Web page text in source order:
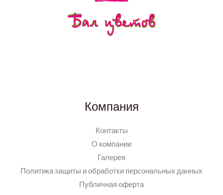
Компания
Контакты
О компании
Галерея
Политика защиты и обработки персональных данных
Публичная оферта